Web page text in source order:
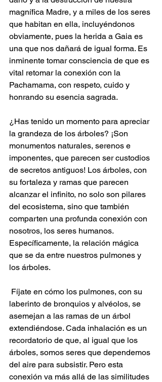
magnífica Madre, y a miles de los seres
que habitan en ella, incluyéndonos
obviamente, pues la herida a Gaia es
una que nos dañará de igual forma. Es
inminente tomar consciencia de que es
vital retomar la conexión con la
Pachamama, con respeto, cuido y
honrando su esencia sagrada.
¿Has tenido un momento para apreciar
la grandeza de los árboles? ¡Son
monumentos naturales, serenos e
imponentes, que parecen ser custodios
de secretos antiguos! Los árboles, con
su fortaleza y ramas que parecen
alcanzar el infinito, no solo son pilares
del ecosistema, sino que también
comparten una profunda conexión con
nosotros, los seres humanos.
Específicamente, la relación mágica
que se da entre nuestros pulmones y
los árboles.
laberinto de bronquios y alvéolos, se
asemejan a las ramas de un árbol
extendiéndose. Cada inhalación es un
recordatorio de que, al igual que los
árboles, somos seres que dependemos
del aire para subsistir. Pero esta
conexión va más allá de las similitudes